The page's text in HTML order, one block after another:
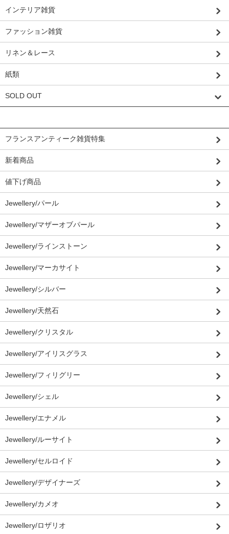
インテリア雑貨
ファッション雑貨
リネン＆レース
紙類
SOLD OUT
フランスアンティーク雑貨特集
新着商品
値下げ商品
Jewellery/パール
Jewellery/マザーオブパール
Jewellery/ラインストーン
Jewellery/マーカサイト
Jewellery/シルバー
Jewellery/天然石
Jewellery/クリスタル
Jewellery/アイリスグラス
Jewellery/フィリグリー
Jewellery/シェル
Jewellery/エナメル
Jewellery/ルーサイト
Jewellery/セルロイド
Jewellery/デザイナーズ
Jewellery/カメオ
Jewellery/ロザリオ